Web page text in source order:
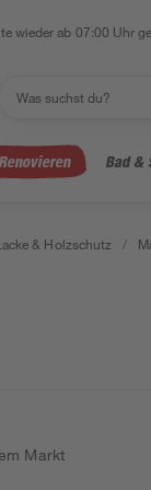
wieder ab 07:00 Uhr
Bad &
& Holzschutz /
Markt